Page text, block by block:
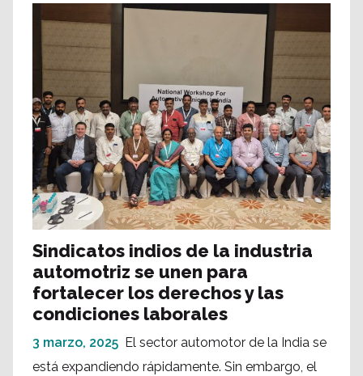
Sindicatos indios de la industria
automotriz se unen para
fortalecer los derechos y las
condiciones laborales
3 marzo, 2025 El sector automotor de la India se
está expandiendo rápidamente. Sin embargo, el